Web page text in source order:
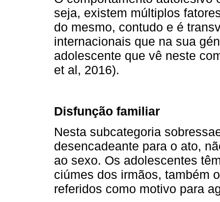
seja, existem múltiplos
do mesmo, contudo e é
internacionais que na sua
adolescente que vê neste
et al, 2016).
Disfunção familiar
Nesta subcategoria
desencadeante para o ato,
ao sexo. Os adolescentes
ciúmes dos irmãos, também
referidos como motivo para